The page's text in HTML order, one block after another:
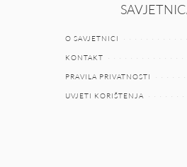
O SAVJETNICI
KONTAKT
PRAVILA PRIVATNOSTI
UVJETI KORIŠTENJA